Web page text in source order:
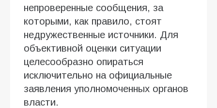
непроверенные сообщения, за
которыми, как правило, стоят
недружественные источники. Для
объективной оценки ситуации
целесообразно опираться
исключительно на официальные
заявления уполномоченных органов
власти.